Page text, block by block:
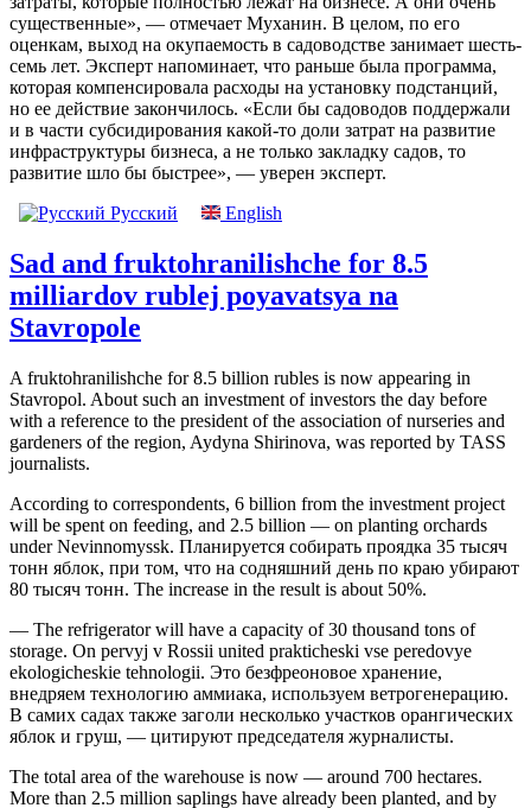
существенные», — отмечает Муханин. В целом, по его
оценкам, выход на окупаемость в садоводстве занимает шесть-
семь лет. Эксперт напоминает, что раньше была программа,
которая компенсировала расходы на установку подстанций,
но ее действие закончилось. «Если бы садоводов поддержали
и в части субсидирования какой-то доли затрат на развитие
инфраструктуры бизнеса, а не только закладку садов, то
развитие шло бы быстрее», — уверен эксперт.
Русский
English
Sad and fruktohranilishche for 8.5
milliardov rublej poyavatsya na
Stavropole
A fruktohranilishche for 8.5 billion rubles is now appearing in
Stavropol. About such an investment of investors the day before
with a reference to the president of the association of nurseries and
gardeners of the region, Aydyna Shirinova, was reported by TASS
journalists.
According to correspondents, 6 billion from the investment project
will be spent on feeding, and 2.5 billion — on planting orchards
under Nevinnomyssk. Планируется собирать проядка 35 тысяч
тонн яблок, при том, что на содняшний день по краю убирают
80 тысяч тонн. The increase in the result is about 50%.
— The refrigerator will have a capacity of 30 thousand tons of
storage. On pervyj v Rossii united prakticheski vse peredovye
ekologicheskie tehnologii. Это безфреоновое хранение,
внедряем технологию аммиака, используем ветрогенерацию.
В самих садах также заголи несколько участков орангических
яблок и груш, — цитируют председателя журналисты.
The total area of ​​the warehouse is now — around 700 hectares.
More than 2.5 million saplings have already been planted, and by